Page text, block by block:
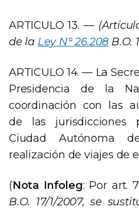
ARTICULO 13. —
de la Ley N° 26.208 B.O.
ARTICULO 14. — La
Presidencia de la
coordinación con las
de las jurisdicciones
Ciudad Autónoma
realización de viajes de
(Nota Infoleg: Por art.
B.O. 17/1/2007, se